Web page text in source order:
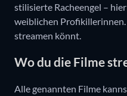
stilisierte Racheengel –
weiblichen
streamen könnt.
Wo du die Filme
Alle genannten Filme